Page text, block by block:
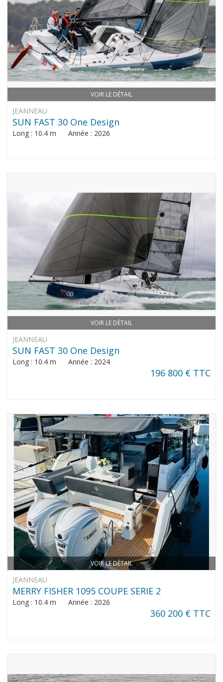
VOIR LE DÉTAIL
JEANNEAU
SUN FAST 30 One Design
Long : 10.4 m Année : 2026
VOIR LE DÉTAIL
JEANNEAU
SUN FAST 30 One Design
Long : 10.4 m Année : 2024
196 800 € TTC
VOIR LE DÉTAIL
JEANNEAU
MERRY FISHER 1095 COUPE SERIE 2
Long : 10.4 m Année : 2026
360 200 € TTC